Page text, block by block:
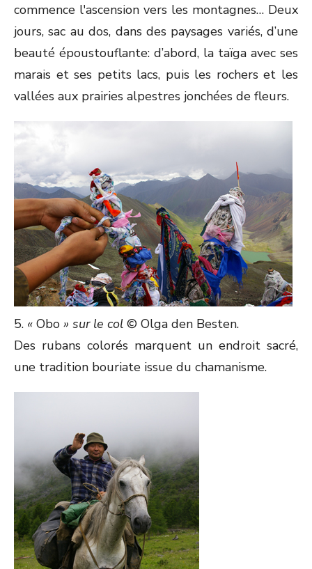
commence l'ascension vers les montagnes… Deux
jours, sac au dos, dans des paysages variés, d’une
beauté époustouflante: d’abord, la taïga avec ses
marais et ses petits lacs, puis les rochers et les
vallées aux prairies alpestres jonchées de fleurs.
5. « Obo » sur le col © Olga den Besten.
Des rubans colorés marquent un endroit sacré,
une tradition bouriate issue du chamanisme.